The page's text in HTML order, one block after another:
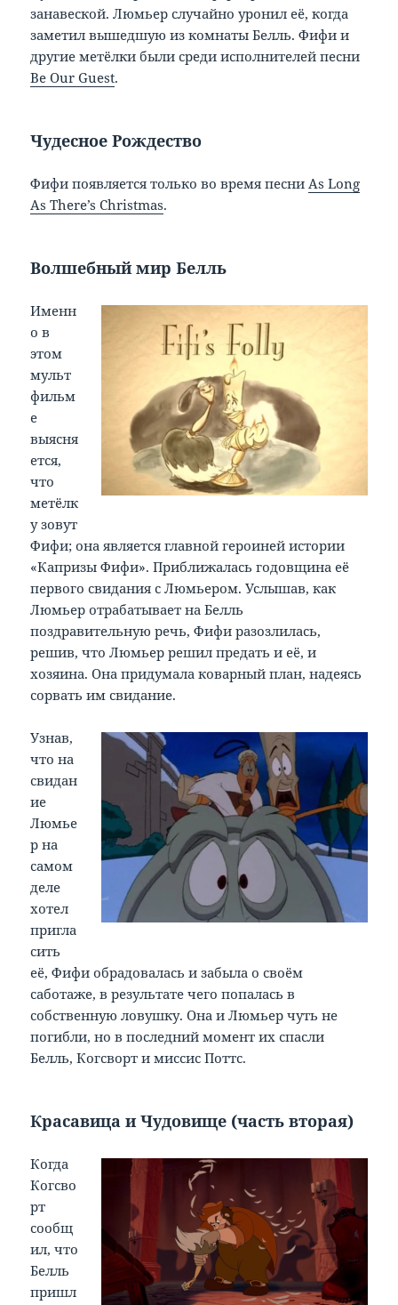
занавеской. Люмьер случайно уронил её, когда
заметил вышедшую из комнаты Белль. Фифи и
другие метёлки были среди исполнителей песни
Be Our Guest.
Чудесное Рождество
Фифи появляется только во время песни As Long
As There’s Christmas.
Волшебный мир Белль
Именн
о в
этом
мульт
фильм
е
выясня
ется,
что
метёлк
у зовут
Фифи; она является главной героиней истории
«Капризы Фифи». Приближалась годовщина её
первого свидания с Люмьером. Услышав, как
Люмьер отрабатывает на Белль
поздравительную речь, Фифи разозлилась,
решив, что Люмьер решил предать и её, и
хозяина. Она придумала коварный план, надеясь
сорвать им свидание.
Узнав,
что на
свидан
ие
Люмье
р на
самом
деле
хотел
пригла
сить
её, Фифи обрадовалась и забыла о своём
саботаже, в результате чего попалась в
собственную ловушку. Она и Люмьер чуть не
погибли, но в последний момент их спасли
Белль, Когсворт и миссис Поттс.
Красавица и Чудовище (часть вторая)
Когда
Когсво
рт
сообщ
ил, что
Белль
пришл